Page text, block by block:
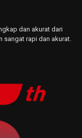
dan akurat dari
sangat rapi dan akurat.